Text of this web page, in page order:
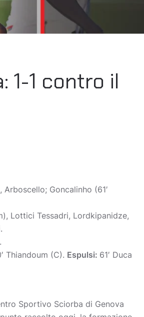
1-1 contro il
Arboscello; Goncalinho (61′
Lottici Tessadri, Lordkipanidze,
Thiandoum (C). Espulsi: 61′ Duca
Sportivo Sciorba di Genova